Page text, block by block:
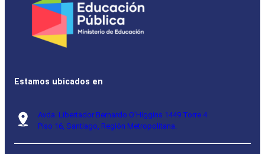
Estamos ubicados en
Avda. Libertador Bernardo O’Higgins 1449 Torre 4
Piso 16, Santiago, Región Metropolitana.